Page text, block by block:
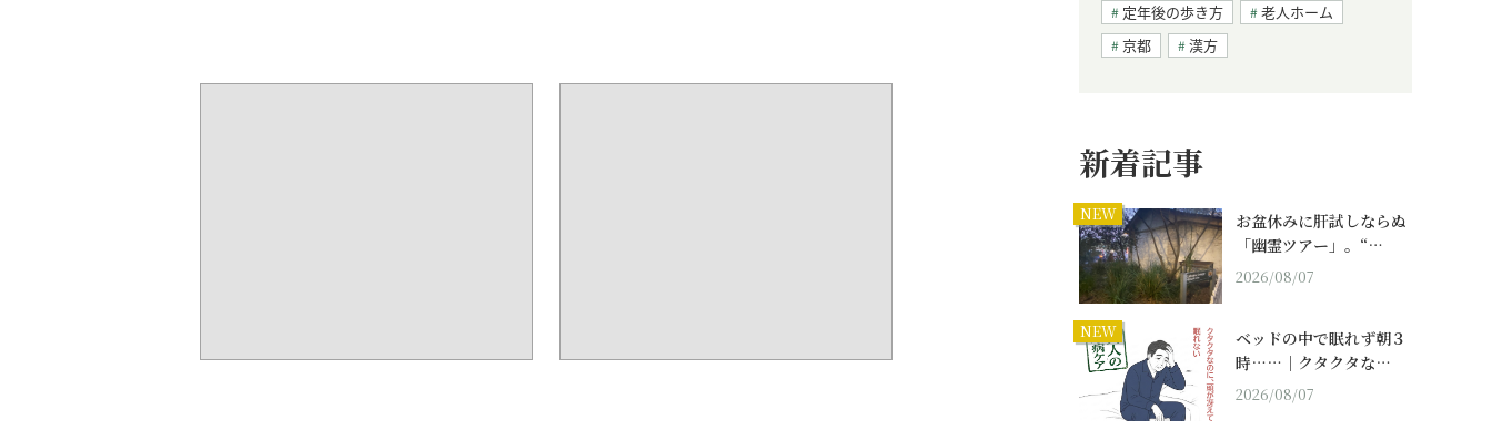
定年後の歩き方
老人ホーム
京都
漢方
新着記事
NEW
お盆休みに肝試しならぬ
「幽霊ツアー」。“…
2026/08/07
NEW
ベッドの中で眠れず朝３
時……｜クタクタな…
2026/08/07